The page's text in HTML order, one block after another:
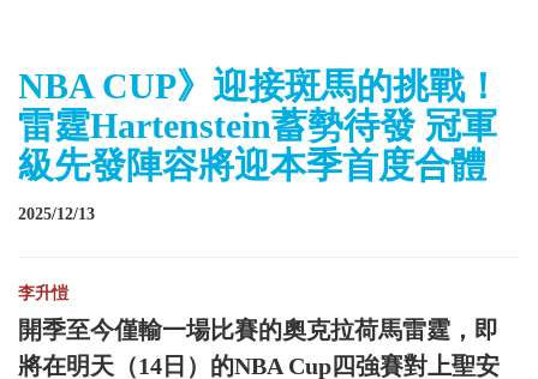
NBA CUP》迎接斑馬的挑戰！
雷霆Hartenstein蓄勢待發 冠軍
級先發陣容將迎本季首度合體
2025/12/13
李升愷
開季至今僅輸一場比賽的奧克拉荷馬雷霆，即
將在明天（14日）的NBA Cup四強賽對上聖安